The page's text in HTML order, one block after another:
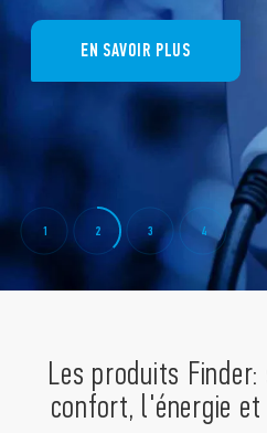
EN SAVOIR PLUS
1 2 3 4
Les produits
confort, l'énergie